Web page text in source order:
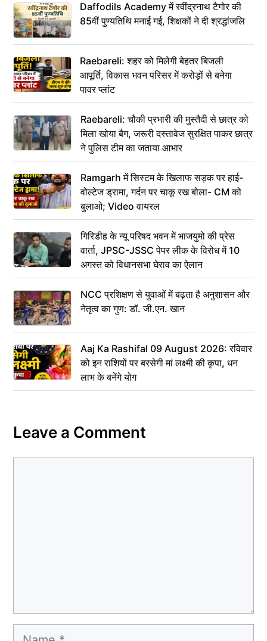
Daffodils Academy में रवींद्रनाथ टैगोर की
85वीं पुण्यतिथि मनाई गई, शिक्षकों ने दी श्रद्धांजलि
Raebareli: शहर को मिलेगी बेहतर बिजली
आपूर्ति, विकास भवन परिसर में करोड़ों से बनेगा
पावर प्लांट
Raebareli: चौकी प्रभारी की मुस्तैदी से छात्र को
मिला खोया बैग, जरूरी दस्तावेज सुरक्षित पाकर छात्र
ने पुलिस टीम का जताया आभार
Ramgarh में सिस्टम के खिलाफ सड़क पर हाई-
वोल्टेज ड्रामा, गर्दन पर चाकू रख बोला- CM को
बुलाओ; Video वायरल
गिरिडीह के न्यू परिषद भवन में भाजयुमो की प्रेस
वार्ता, JPSC-JSSC पेपर लीक के विरोध में 10
अगस्त को विधानसभा घेराव का ऐलान
NCC प्रशिक्षण से युवाओं में बढ़ता है अनुशासन और
नेतृत्व का गुण: डॉ. जी.एन. खान
Aaj Ka Rashifal 09 August 2026: रविवार
को इन राशियों पर बरसेगी मां लक्ष्मी की कृपा, धन
लाभ के बनेंगे योग
Leave a Comment
Name